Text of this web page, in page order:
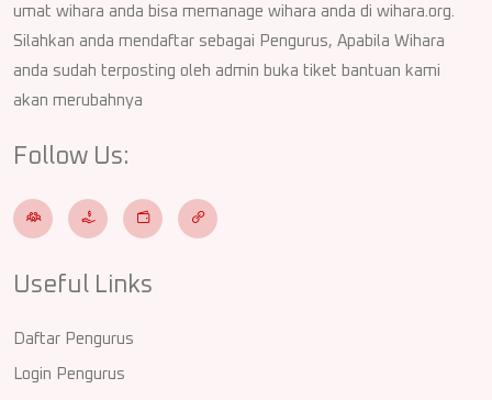
umat wihara anda bisa memanage wihara anda di wihara.org.
Silahkan anda mendaftar sebagai Pengurus, Apabila Wihara
anda sudah terposting oleh admin buka tiket bantuan kami
akan merubahnya
Follow Us:
Useful Links
Daftar Pengurus
Login Pengurus